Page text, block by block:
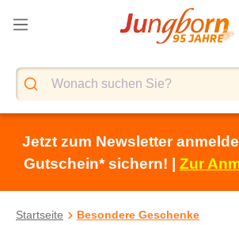
springen
Jetzt zum Newsletter
Gutschein* sichern! | Zur
Startseite Besondere Geschenke